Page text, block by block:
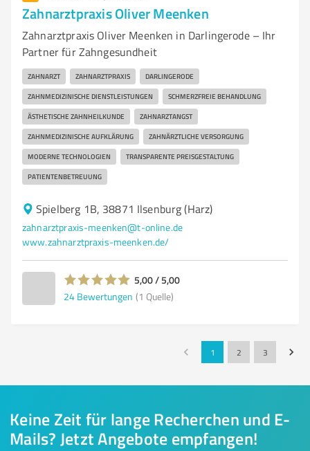
Zahnarztpraxis Oliver Meenken
Zahnarztpraxis Oliver Meenken in Darlingerode – Ihr
Partner für Zahngesundheit
ZAHNARZT ZAHNARZTPRAXIS DARLINGERODE
ZAHNMEDIZINISCHE DIENSTLEISTUNGEN SCHMERZFREIE BEHANDLUNG
ÄSTHETISCHE ZAHNHEILKUNDE ZAHNARZTANGST
ZAHNMEDIZINISCHE AUFKLÄRUNG ZAHNÄRZTLICHE VERSORGUNG
MODERNE TECHNOLOGIEN TRANSPARENTE PREISGESTALTUNG
PATIENTENBETREUUNG
Spielberg 1B, 38871 Ilsenburg (Harz)
zahnarztpraxis-meenken@t-online.de
www.zahnarztpraxis-meenken.de/
5,00 / 5,00
24 Bewertungen (1 Quelle)
1 2 3
Keine Zeit für lange Recherchen und E-
Mails? Jetzt Angebote empfangen!